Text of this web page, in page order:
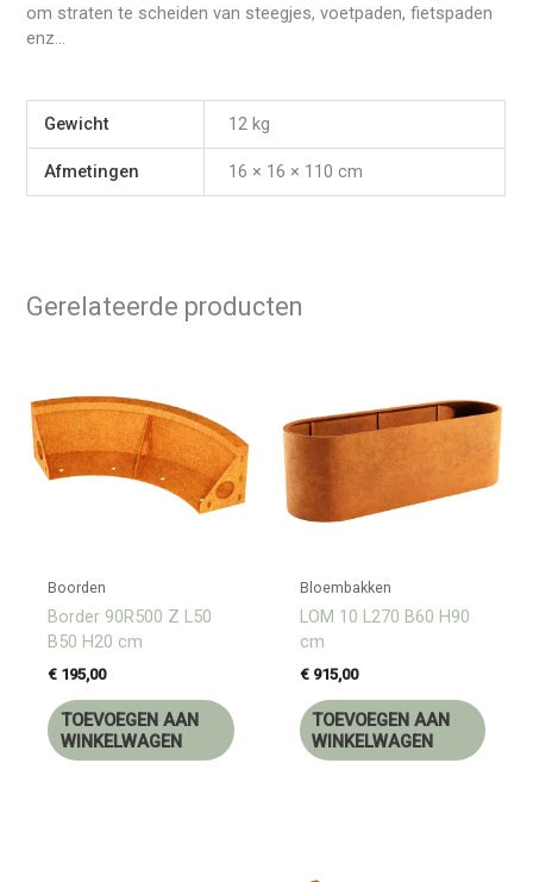
om straten te scheiden van steegjes, voetpaden, fietspaden
enz…
Gewicht 12 kg
Afmetingen 16 × 16 × 110 cm
Gerelateerde producten
Boorden
Border 90R500 Z L50
B50 H20 cm
€195,00
TOEVOEGEN AAN
WINKELWAGEN
Bloembakken
LOM 10 L270 B60 H90
cm
€915,00
TOEVOEGEN AAN
WINKELWAGEN